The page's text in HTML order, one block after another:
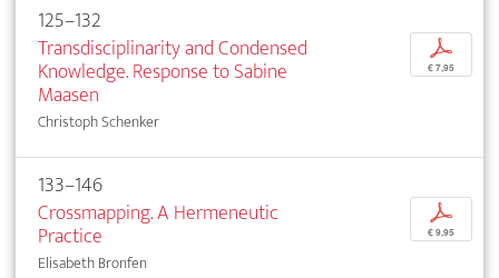
125–132
Transdisciplinarity and Condensed
Knowledge. Response to Sabine
Maasen
Christoph Schenker
p
€ 7,95
133–146
Crossmapping. A Hermeneutic
Practice
Elisabeth Bronfen
p
€ 9,95